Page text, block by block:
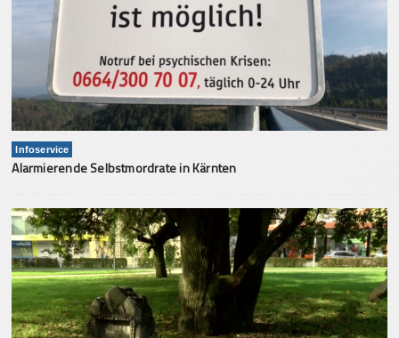
Infoservice
Alarmierende Selbstmordrate in Kärnten